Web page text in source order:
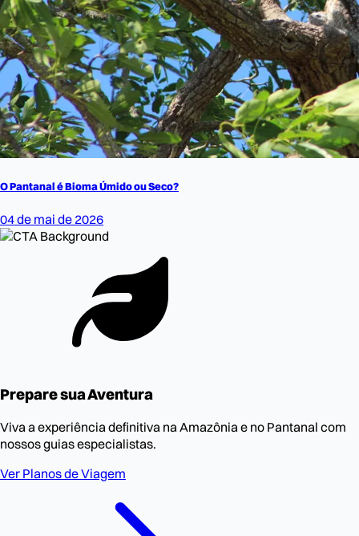
O Pantanal é Bioma Úmido ou Seco?
04 de mai de 2026
Prepare sua Aventura
Viva a experiência definitiva na Amazônia e no Pantanal com
nossos guias especialistas.
Ver Planos de Viagem